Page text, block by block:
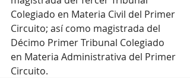
Colegiado en Materia Civil del Primer
Circuito; así como magistrada del
Décimo Primer Tribunal Colegiado
en Materia Administrativa del Primer
Circuito.